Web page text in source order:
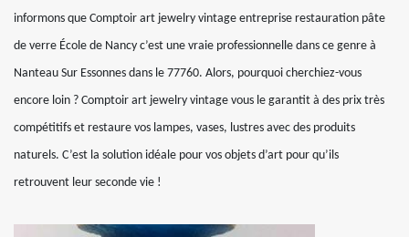
informons que Comptoir art jewelry vintage entreprise restauration pâte
de verre École de Nancy c’est une vraie professionnelle dans ce genre à
Nanteau Sur Essonnes dans le 77760. Alors, pourquoi cherchiez-vous
encore loin ? Comptoir art jewelry vintage vous le garantit à des prix très
compétitifs et restaure vos lampes, vases, lustres avec des produits
naturels. C’est la solution idéale pour vos objets d’art pour qu’ils
retrouvent leur seconde vie !